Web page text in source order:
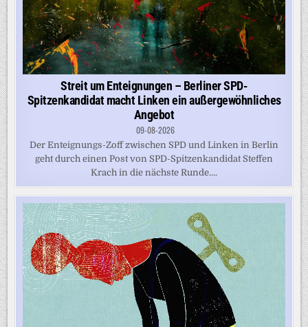
Streit um Enteignungen – Berliner SPD-
Spitzenkandidat macht Linken ein außergewöhnliches
Angebot
09-08-2026
Der Enteignungs-Zoff zwischen SPD und Linken in Berlin
geht durch einen Post von SPD-Spitzenkandidat Steffen
Krach in die nächste Runde....